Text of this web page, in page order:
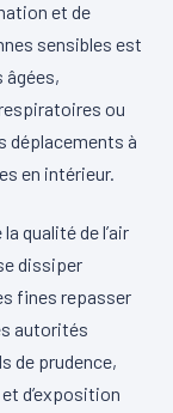
et de
sensibles est
âgées,
ou
déplacements à
en intérieur.
qualité de l’air
dissiper
fines repasser
autorités
de prudence,
d’exposition